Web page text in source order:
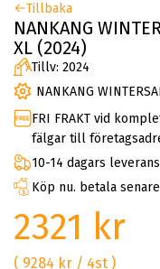
Tillbaka
NANKANG
XL (2024)
Tillv: 2024
NANKANG
FRI FRAKT vid
fälgar till
10-14 dagars
Köp nu. betala
2321 kr
( 9284 kr / 4st )